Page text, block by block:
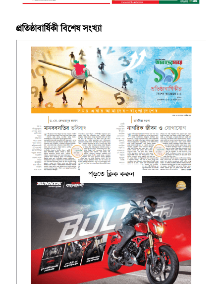
প্রতিষ্ঠাবার্ষিকী বিশেষ সংখ্যা
পড়তে ক্লিক করুন